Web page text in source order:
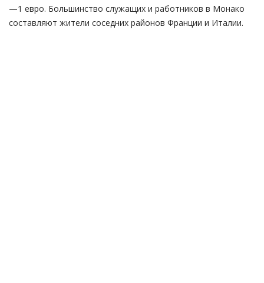
—1 евро. Большинство служащих и работников в Монако
составляют жители соседних районов Франции и Италии.